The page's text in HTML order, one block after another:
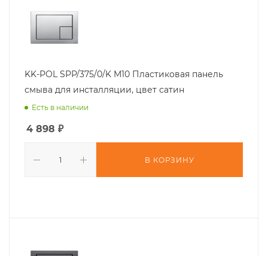
KK-POL SPP/375/0/K M10 Пластиковая панель
смыва для инсталляции, цвет сатин
Есть в наличии
4 898 ₽
В КОРЗИНУ